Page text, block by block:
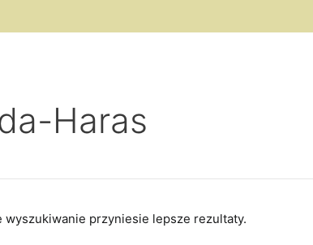
Haras
wyszukiwanie przyniesie lepsze rezultaty.